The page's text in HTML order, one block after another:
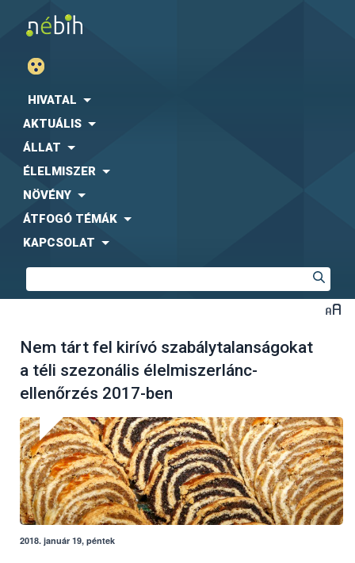
HIVATAL
AKTUÁLIS
ÁLLAT
ÉLELMISZER
NÖVÉNY
ÁTFOGÓ TÉMÁK
KAPCSOLAT
Nem tárt fel kirívó szabálytalanságokat
a téli szezonális élelmiszerlánc-
ellenőrzés 2017-ben
2018. január 19, péntek